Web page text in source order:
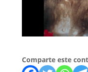
Comparte este